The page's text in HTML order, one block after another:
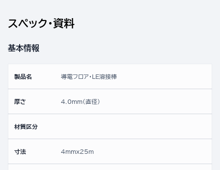
スペック・資料
基本情報
製品名 導電フロア・LE溶接棒
厚さ 4.0mm(直径)
材質区分
寸法 4mmx25ｍ